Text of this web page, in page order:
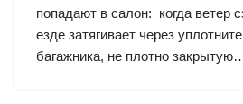
попадают в салон: когда ветер
езде затягивает через
багажника, не плотно